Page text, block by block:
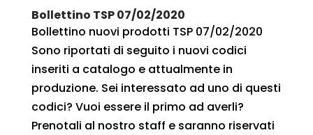
Bollettino TSP 07/02/2020
Bollettino nuovi prodotti TSP 07/02/2020
Sono riportati di seguito i nuovi codici
inseriti a catalogo e attualmente in
produzione. Sei interessato ad uno di questi
codici? Vuoi essere il primo ad averli?
Prenotali al nostro staff e saranno riservati